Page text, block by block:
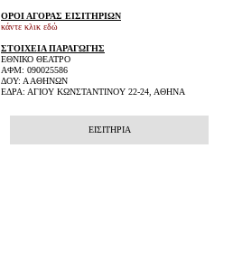
ΟΡΟΙ ΑΓΟΡΑΣ ΕΙΣΙΤΗΡΙΩΝ
κάντε κλικ εδώ
ΣΤΟΙΧΕΙΑ ΠΑΡΑΓΩΓΗΣ
ΕΘΝΙΚΟ ΘΕΑΤΡΟ
ΑΦΜ: 090025586
ΔΟΥ: Α ΑΘΗΝΩΝ
ΕΔΡΑ: ΑΓΙΟΥ ΚΩΝΣΤΑΝΤΙΝΟΥ 22-24, ΑΘΗΝΑ
ΕΙΣΙΤΗΡΙΑ